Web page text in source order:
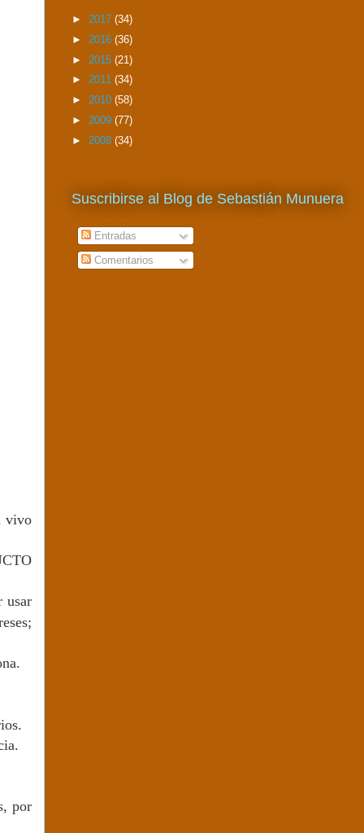
vivo
usar
por
► 2017 (34)
► 2016 (36)
► 2015 (21)
► 2011 (34)
► 2010 (58)
► 2009 (77)
► 2008 (34)
Suscribirse al Blog de Sebastián Munuera
Entradas
Comentarios